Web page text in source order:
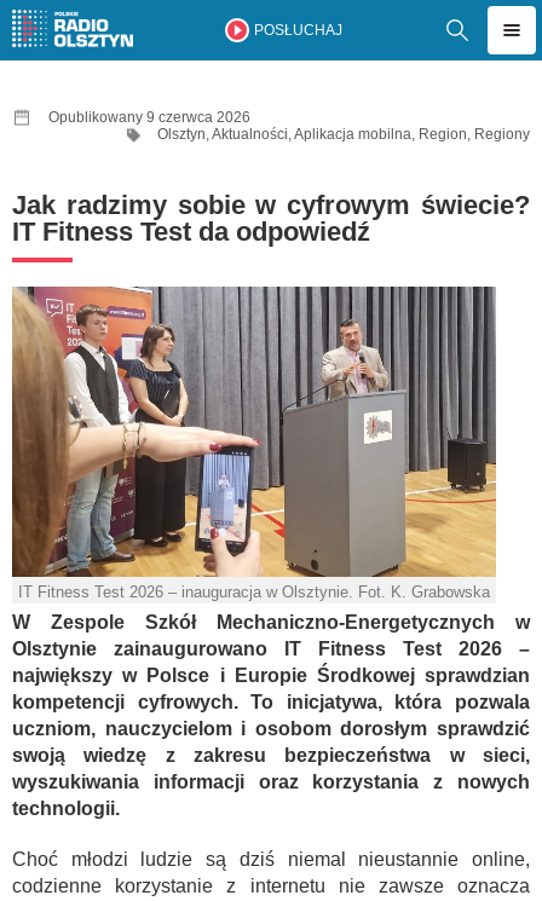
POSŁUCHAJ
Opublikowany 9 czerwca 2026
Olsztyn,Aktualności,Aplikacja mobilna, Region, Regiony
Jak radzimy sobie w cyfrowym świecie?
IT Fitness Test da odpowiedź
IT Fitness Test 2026 – inauguracja w Olsztynie. Fot. K. Grabowska
W Zespole Szkół Mechaniczno-Energetycznych w
Olsztynie zainaugurowano IT Fitness Test 2026 –
największy w Polsce i Europie Środkowej sprawdzian
kompetencji cyfrowych. To inicjatywa, która pozwala
uczniom, nauczycielom i osobom dorosłym sprawdzić
swoją wiedzę z zakresu bezpieczeństwa w sieci,
wyszukiwania informacji oraz korzystania z nowych
technologii.
Choć młodzi ludzie są dziś niemal nieustannie online,
codzienne korzystanie z internetu nie zawsze oznacza